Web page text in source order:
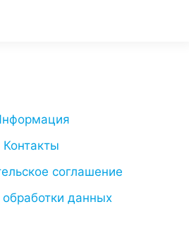
Контакты
соглашение
данных